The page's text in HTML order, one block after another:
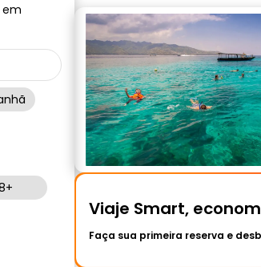
em
Viaje Smart,
Faça sua primeira reserva e